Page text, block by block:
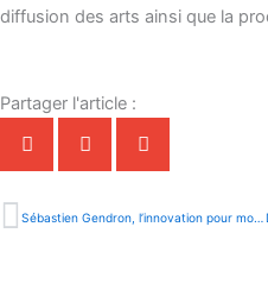
diffusion des arts ainsi que la
Partager l'article :
Précédent Sébastien Gendron, l’innovation pour moteur |ONFR+|